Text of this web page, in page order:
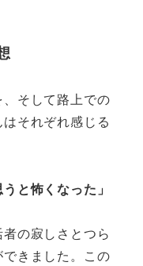
そして路上での
それぞれ感じる
と怖くなった」
の寂しさとつら
きました。この